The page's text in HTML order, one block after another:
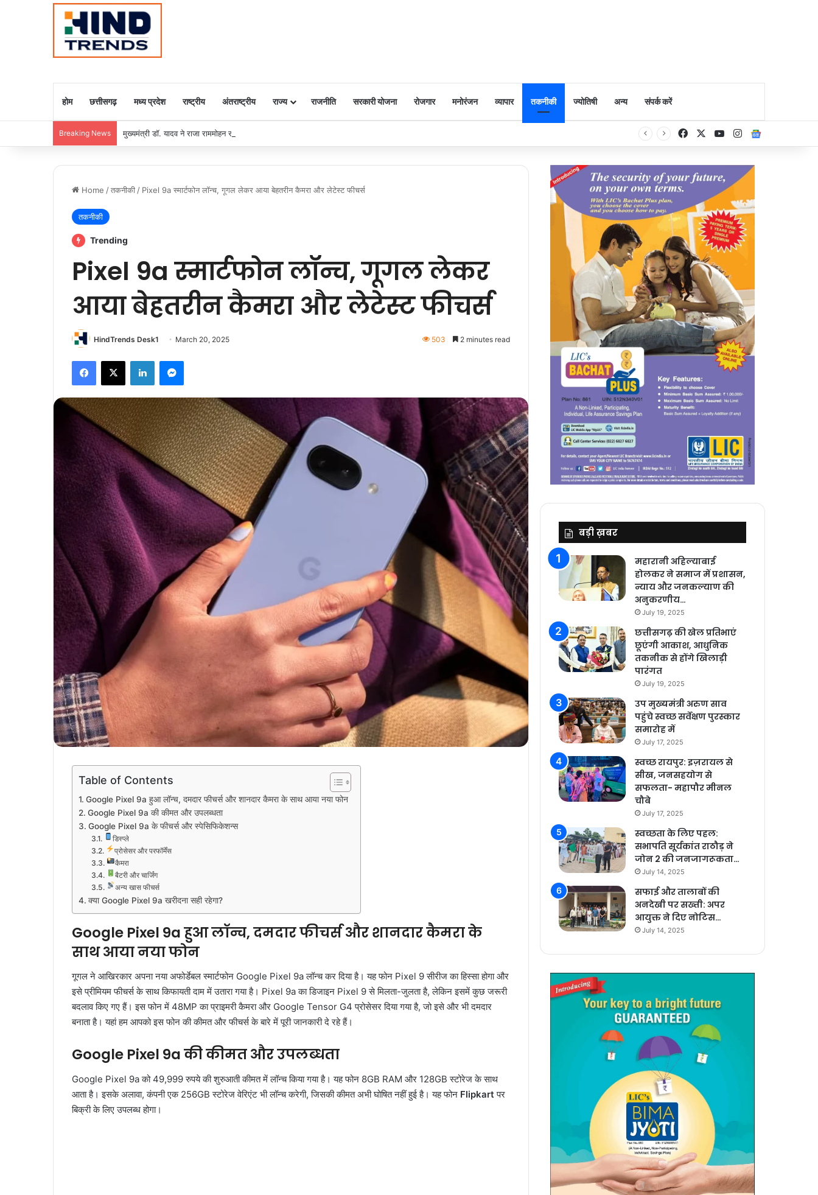
होम छत्तीसगढ़ मध्य प्रदेश राष्ट्रीय अंतराष्ट्रीय राज्य राजनीति सरकारी योजना रोजगार मनोरंजन व्यापार तकनीकी ज्योतिषी अन्य संपर्क करें
Breaking News मुख्यमंत्री डॉ. यादव ने राजा राममोहन राय की जयंती पर किया नमन FacebookYouTubeInstagram
Home /तकनीकी / Pixel 9a स्मार्टफोन लॉन्च, गूगल लेकर आया बेहतरीन कैमरा और लेटेस्ट फीचर्स
तकनीकी
Trending
Pixel 9a स्मार्टफोन लॉन्च, गूगल लेकर
आया बेहतरीन कैमरा और लेटेस्ट फीचर्स
HindTrends Desk1 March 20, 2025 503 2 minutes read
Facebook
X LinkedInMessenger
Table of Contents
Google Pixel 9a हुआ लॉन्च, दमदार फीचर्स और शानदार कैमरा के साथ आया नया फोन
Google Pixel 9a की कीमत और उपलब्धता
Google Pixel 9a के फीचर्स और स्पेसिफिकेशन्स
डिस्प्ले
प्रोसेसर और परफॉर्मेंस
कैमरा
बैटरी और चार्जिंग
अन्य खास फीचर्स
क्या Google Pixel 9a खरीदना सही रहेगा?
Google Pixel 9a हुआ लॉन्च, दमदार फीचर्स और शानदार कैमरा के
साथ आया नया फोन
गूगल ने आखिरकार अपना नया अफोर्डेबल स्मार्टफोन Google Pixel 9a लॉन्च कर दिया है। यह फोन Pixel 9 सीरीज का हिस्सा होगा और
इसे प्रीमियम फीचर्स के साथ किफायती दाम में उतारा गया है। Pixel 9a का डिजाइन Pixel 9 से मिलता-जुलता है, लेकिन इसमें कुछ जरूरी
बदलाव किए गए हैं। इस फोन में 48MP का प्राइमरी कैमरा और Google Tensor G4 प्रोसेसर दिया गया है, जो इसे और भी दमदार
बनाता है। यहां हम आपको इस फोन की कीमत और फीचर्स के बारे में पूरी जानकारी दे रहे हैं।
Google Pixel 9a की कीमत और उपलब्धता
Google Pixel 9a को 49,999 रुपये की शुरुआती कीमत में लॉन्च किया गया है। यह फोन 8GB RAM और 128GB स्टोरेज के साथ
आता है। इसके अलावा, कंपनी एक 256GB स्टोरेज वेरिएंट भी लॉन्च करेगी, जिसकी कीमत अभी घोषित नहीं हुई है। यह फोन Flipkartपर
बिक्री के लिए उपलब्ध होगा।
बड़ी ख़बर
महारानी अहिल्याबाई
होलकर ने समाज में प्रशासन,
न्याय और जनकल्याण की
अनुकरणीय…
July 19, 2025
छत्तीसगढ़ की खेल प्रतिभाएं
छूएंगी आकाश, आधुनिक
तकनीक से होंगे खिलाड़ी
पारंगत
July 19, 2025
उप मुख्यमंत्री अरुण साव
पहुंचे स्वच्छ सर्वेक्षण पुरस्कार
समारोह में
July 17, 2025
स्वच्छ रायपुर: इज़रायल से
सीख, जनसहयोग से
सफलता- महापौर मीनल
चौबे
July 17, 2025
स्वच्छता के लिए पहल:
सभापति सूर्यकांत राठौड़ ने
जोन 2 की जनजागरूकता…
July 14, 2025
सफाई और तालाबों की
अनदेखी पर सख्ती: अपर
आयुक्त ने दिए नोटिस…
July 14, 2025